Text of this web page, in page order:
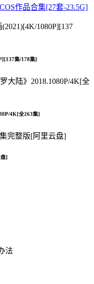
作品合集[27套-23.5G]
集/178集]
4K[全263集]
]